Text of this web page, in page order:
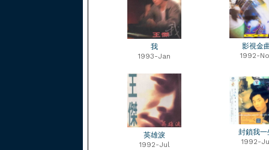
我
1993-Jan
影視金
1992-
英雄淚
1992-Jul
封鎖我一
1992-